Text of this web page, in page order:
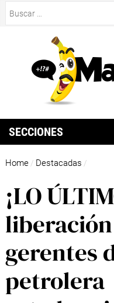
SECCIONES
Home / Destacadas /
¡LO
gerentes
petrolera